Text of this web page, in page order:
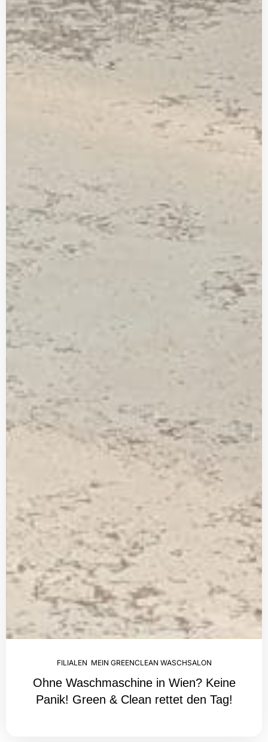
FILIALEN MEIN GREENCLEAN WASCHSALON
Ohne Waschmaschine in Wien? Keine
Panik! Green & Clean rettet den Tag!